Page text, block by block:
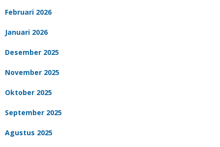
Februari 2026
Januari 2026
Desember 2025
November 2025
Oktober 2025
September 2025
Agustus 2025